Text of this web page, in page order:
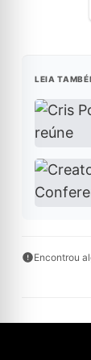
LEIA
Encontrou